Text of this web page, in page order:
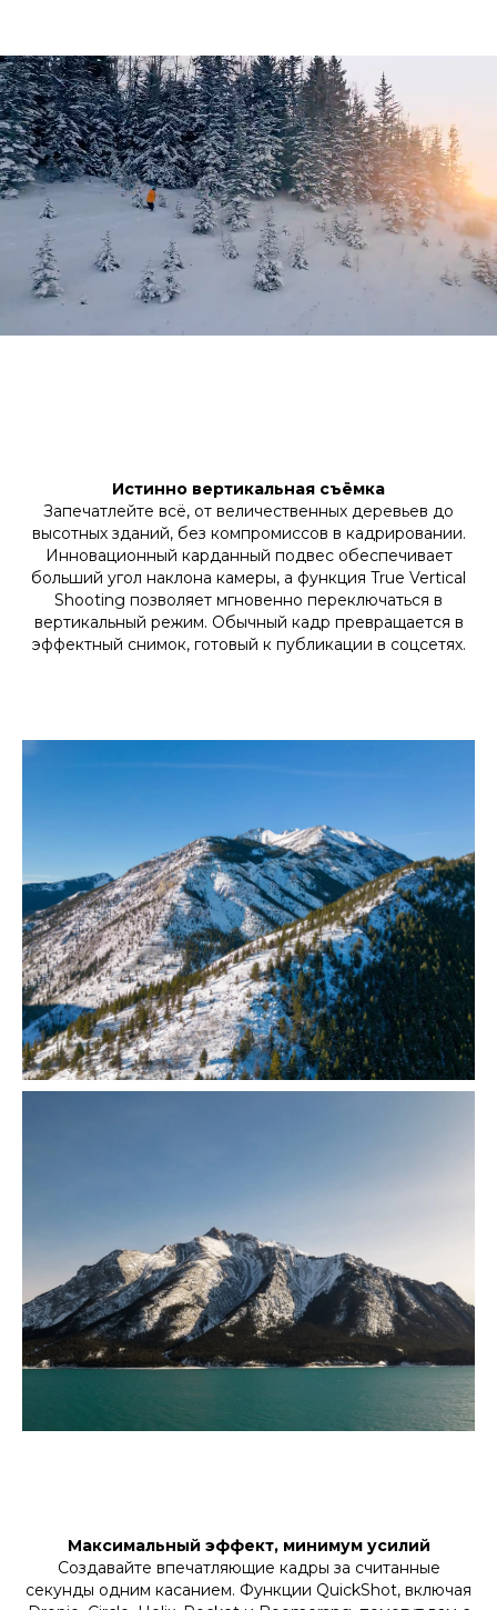
Истинно вертикальная съёмка
Запечатлейте всё, от величественных деревьев до
высотных зданий, без компромиссов в кадрировании.
Инновационный карданный подвес обеспечивает
больший угол наклона камеры, а функция True Vertical
Shooting позволяет мгновенно переключаться в
вертикальный режим. Обычный кадр превращается в
эффектный снимок, готовый к публикации в соцсетях.
Максимальный эффект, минимум усилий
Создавайте впечатляющие кадры за считанные
секунды одним касанием. Функции QuickShot, включая